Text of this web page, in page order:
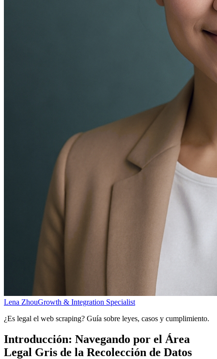
Lena ZhouGrowth & Integration Specialist
¿Es legal el web scraping? Guía sobre leyes, casos y cumplimiento.
Introducción: Navegando por el Área
Legal Gris de la Recolección de Datos